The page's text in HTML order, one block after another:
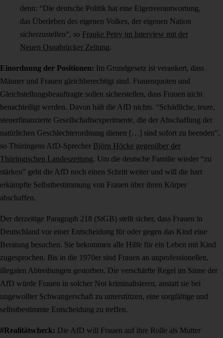
denn: “Die deutsche Politik hat eine Eigenverantwortung,
das Überleben des eigenen Volkes, der eigenen Nation
sicherzustellen”, so Frauke Petry im Interview mit der
Neuen Osnabrücker Zeitung.
Einordnung der Positionen: Im Grundgesetz ist verankert, dass
Männer und Frauen gleichberechtigt sind. Frauenquoten und
Gleichstellungsbeauftragte sollen sicherstellen, dass Frauen nicht
benachteiligt werden. Davon hält die AfD nichts. “Schädliche, teure,
steuerfinanzierte Gesellschaftsexperimente, die der Abschaffung der
natürlichen Geschlechterordnung dienen […] sind sofort zu beenden”,
so Thüringens AfD-Sprecher Björn Höcke gegenüber der
Thüringischen Landeszeitung. Um die deutsche Familie wieder “zu
stärken” geht die AfD noch einen Schritt weiter und will die hart
erkämpfte Selbstbestimmung von Frauen über ihren Körper
abschaffen.
Der derzeitige Paragraph 218 (StGB) stellt sicher, dass Frauen in
Deutschland vor einer Entscheidung für oder gegen das Kind eine
Beratung besuchen. Sie bekommen alle Hilfe für ein Leben mit Kind
zugesprochen. Bis in die 1970er sind Frauen an unprofessionellen,
illegalen Abtreibungen gestorben. Die verschärfte Regel im Sinne der
AfD würde Frauen in solcher Not kriminalisieren, anstatt sie bei
ungewollter Schwangerschaft zu unterstützen, eine sorgfältige und
selbstbestimmte Entscheidung zu treffen.
#Realitätscheck: Die AfD will Frauen auf ihre Rolle als Mutter